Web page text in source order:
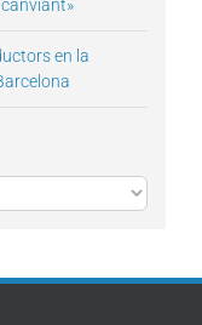
canviant»
en la